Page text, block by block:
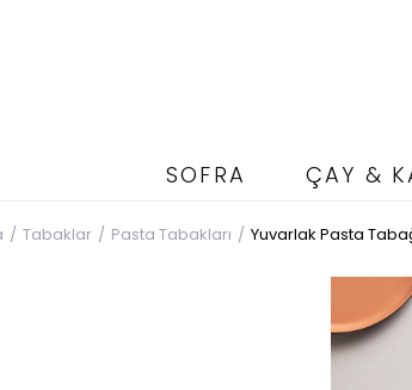
SOFRA ÇAY &
Tabaklar Pasta Tabakları Yuvarlak Pasta